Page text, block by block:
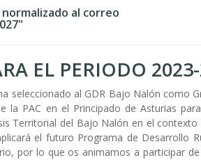
al correo
EL PERIODO
seleccionado al GDR Bajo Nalón como
la PAC en el Principado de Asturias
Territorial del Bajo Nalón en el contexto
el futuro Programa de Desarrollo
por lo que os animamos a participar